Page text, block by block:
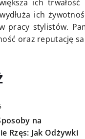
ich
ich
pracy stylistów.
oraz reputację
na
Rzęs: Jak Odżywki